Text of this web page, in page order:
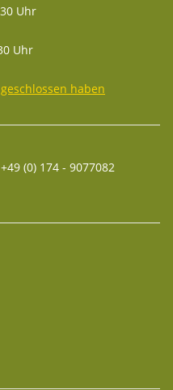
Uhr
Uhr
haben
+49 (0) 174 - 9077082